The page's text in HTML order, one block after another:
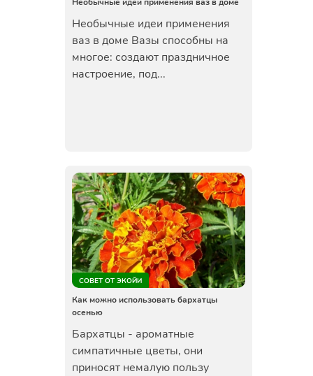
Необычные идеи применения
ваз в доме Вазы способны на
многое: создают праздничное
настроение, под...
СОВЕТ ОТ ЭКОЙИ
Как можно использовать бархатцы
осенью
Бархатцы - ароматные
симпатичные цветы, они
приносят немалую пользу